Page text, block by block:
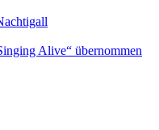
Alive“ übernommen